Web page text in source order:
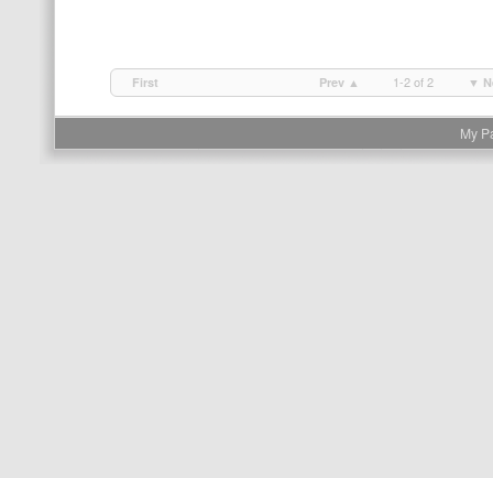
First Prev ▲ 1-2 of 2 ▼
My